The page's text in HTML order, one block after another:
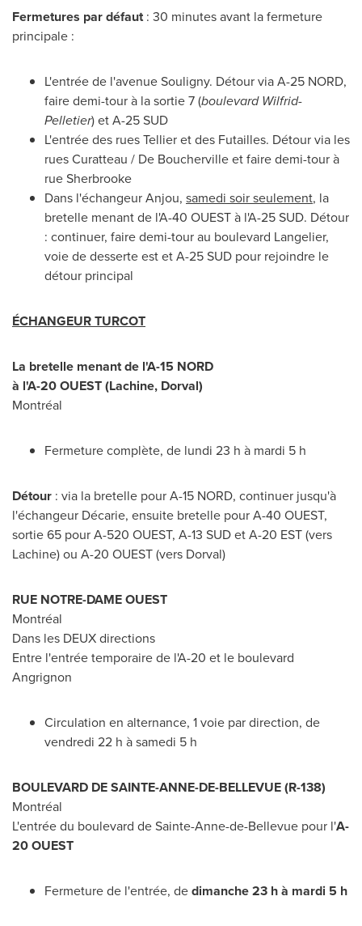
Fermetures par défaut: 30 minutes avant la fermeture
principale :
L'entrée de l'avenue Souligny. Détour via A-25 NORD,
faire demi-tour à la sortie 7 (boulevard Wilfrid-
Pelletier) et A-25 SUD
L'entrée des rues Tellier et des Futailles. Détour via les
rues Curatteau / De Boucherville et faire demi-tour à
rueSherbrooke
Dans l'échangeurAnjou, samedi soir seulement, la
bretelle menant de l'A-40 OUEST à l'A-25 SUD. Détour
: continuer, faire demi-tour au boulevard Langelier,
voie de desserte est et A-25 SUD pour rejoindre le
détour principal
ÉCHANGEUR TURCOT
La bretelle menant de l'A-15 NORD
à l'A-20 OUEST (Lachine, Dorval)
Montréal
Fermeture complète, de lundi 23 h à mardi 5 h
Détour : via la bretelle pour A-15 NORD, continuer jusqu'à
l'échangeur Décarie, ensuite bretelle pour A-40 OUEST,
sortie 65 pour A-520 OUEST, A-13 SUD et A-20 EST (vers
Lachine) ou A-20 OUEST (vers Dorval)
RUE NOTRE-DAME OUEST
Montréal
Dans les DEUX directions
Entre l'entrée temporaire de l'A-20 et le boulevard
Angrignon
Circulation en alternance, 1 voie par direction, de
vendredi 22 h à samedi 5 h
BOULEVARD DESAINTE-ANNE-DE-BELLEVUE(R-138)
Montréal
L'entrée du boulevard deSainte-Anne-de-Bellevue pour l'A-
20 OUEST
Fermeture de l'entrée, dedimanche 23 h à mardi 5 h